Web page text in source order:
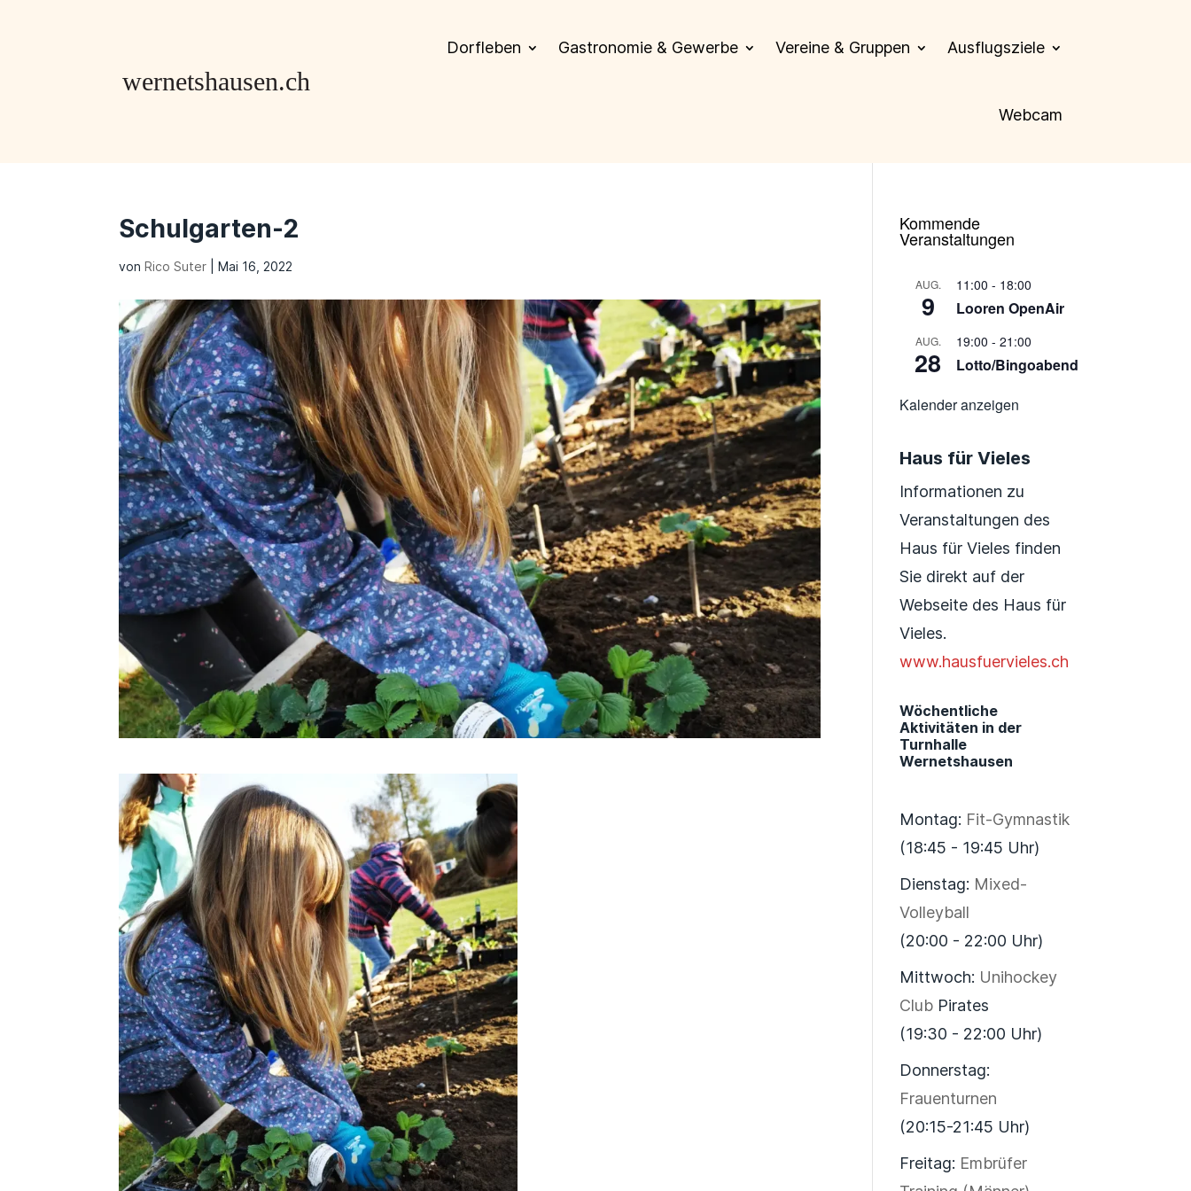
Dorfleben Gastronomie & Gewerbe Vereine & Gruppen Ausflugsziele
Webcam
Schulgarten-2
vonRico Suter |Mai 16, 2022
Kommende
Veranstaltungen
AUG.
9
11:00 - 18:00
Looren OpenAir
AUG.
28
19:00 -21:00
Lotto/Bingoabend
Kalender anzeigen
Haus für Vieles
Informationen zu
Veranstaltungen des
Haus für Vieles finden
Sie direkt auf der
Webseite des Haus für
Vieles.
www.hausfuervieles.ch
Wöchentliche
Aktivitäten in der
Turnhalle
Wernetshausen
Montag: Fit-Gymnastik
(18:45 - 19:45 Uhr)
Dienstag: Mixed-
Volleyball
(20:00 - 22:00 Uhr)
Mittwoch: Unihockey
Club Pirates
(19:30 - 22:00 Uhr)
Donnerstag:
Frauenturnen
(20:15-21:45 Uhr)
Freitag: Embrüfer